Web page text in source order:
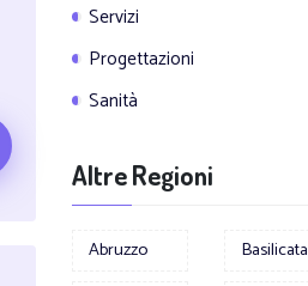
Servizi
Progettazioni
Sanità
Altre Regioni
Abruzzo Basilicata